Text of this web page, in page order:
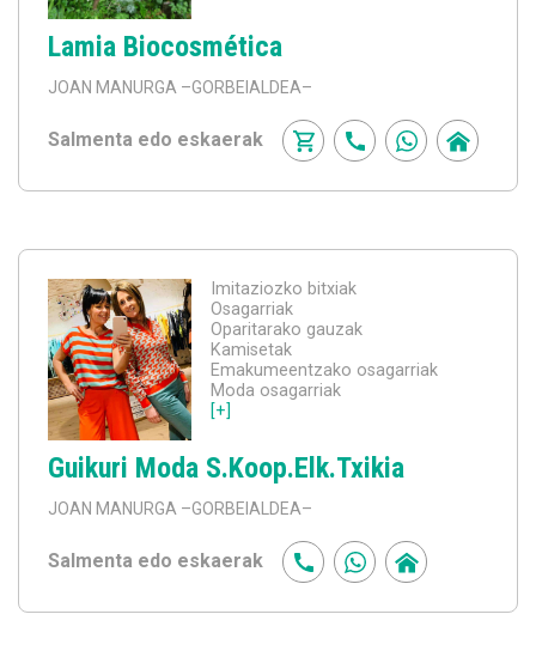
Lamia Biocosmética
JOAN MANURGA –GORBEIALDEA–
Salmenta edo eskaerak
Imitaziozko bitxiak
Osagarriak
Oparitarako gauzak
Kamisetak
Emakumeentzako osagarriak
Moda osagarriak
[+]
Guikuri Moda S.Koop.Elk.Txikia
JOAN MANURGA –GORBEIALDEA–
Salmenta edo eskaerak